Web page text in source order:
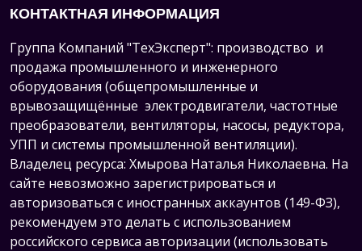
КОНТАКТНАЯ ИНФОРМАЦИЯ
Группа Компаний "ТехЭксперт": производство и
продажа промышленного и инженерного
оборудования (общепромышленные и
врывозащищённые электродвигатели, частотные
преобразователи, вентиляторы, насосы, редуктора,
УПП и системы промышленной вентиляции).
Владелец ресурса: Хмырова Наталья Николаевна. На
сайте невозможно зарегистрироваться и
авторизоваться с иностранных аккаунтов (149-ФЗ),
рекомендуем это делать с использованием
российского сервиса авторизации (использовать